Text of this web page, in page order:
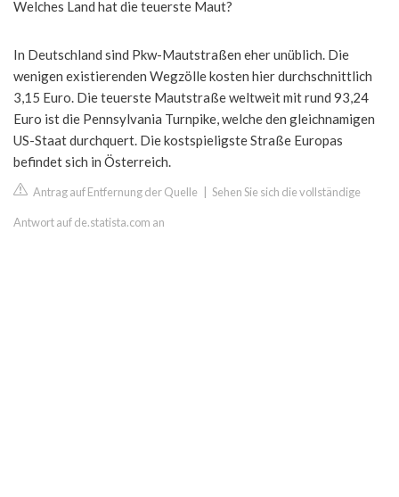
Welches Land hat die teuerste Maut?
In Deutschland sind Pkw-Mautstraßen eher unüblich. Die
wenigen existierenden Wegzölle kosten hier durchschnittlich
3,15 Euro. Die teuerste Mautstraße weltweit mit rund 93,24
Euro ist die Pennsylvania Turnpike, welche den gleichnamigen
US-Staat durchquert. Die kostspieligste Straße Europas
befindet sich in Österreich.
Antrag auf Entfernung der Quelle Sehen Sie sich die vollständige
Antwort auf de.statista.com an